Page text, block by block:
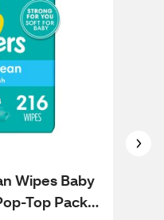
Wipes Baby
Top Packs,